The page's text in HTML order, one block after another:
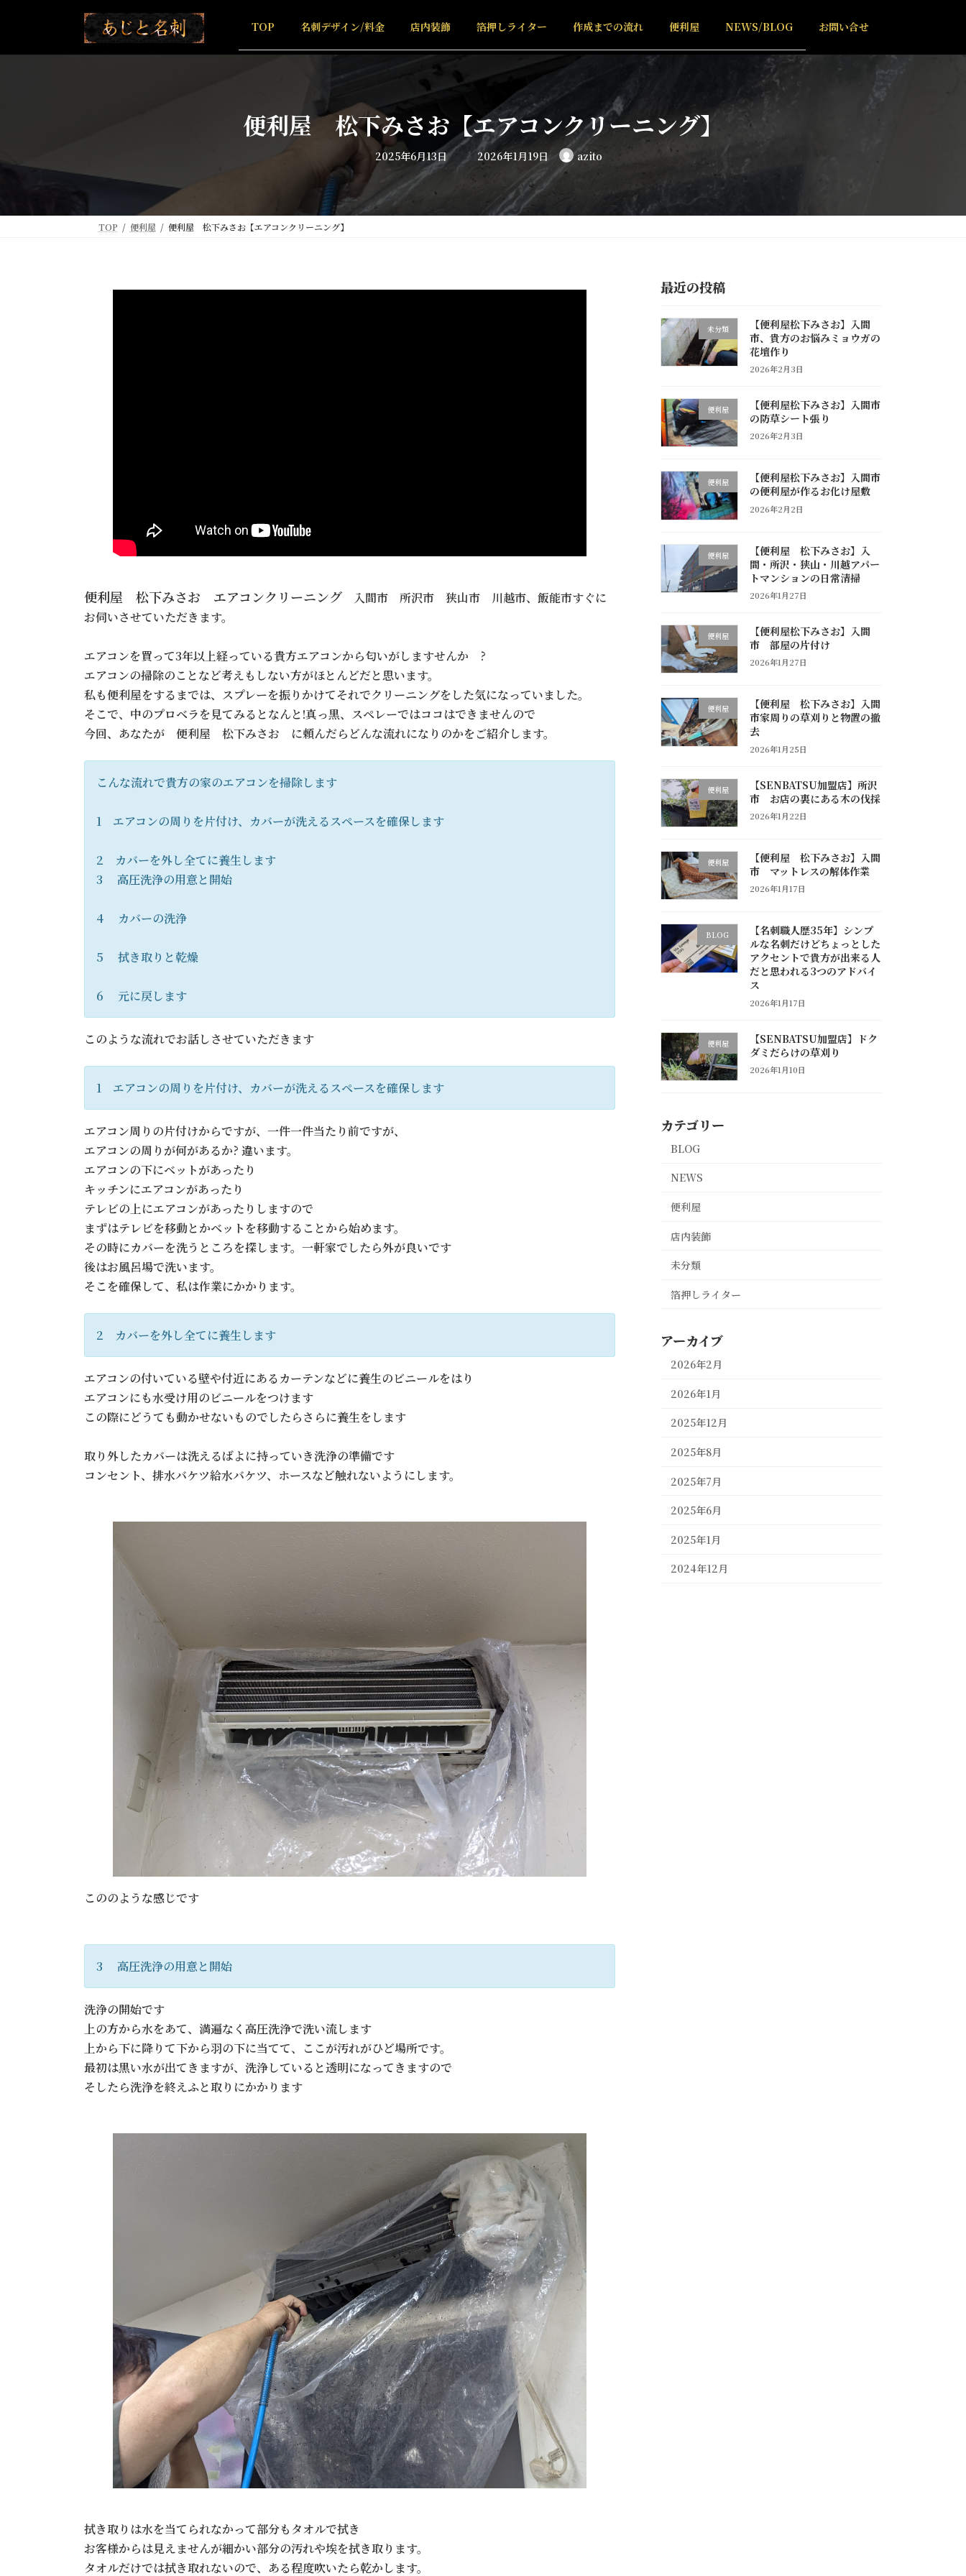
ン
ー
TOP 名刺デザイン/料金 店内装飾 箔押しライター 作成までの流れ 便利屋 NEWS/BLOG お問い合せ
便利屋 松下みさお【エアコンクリーニング】
2025年6月13日 最
終
更
2026年1月19日 azito
TOP 便利屋 便利屋 松下みさお【エアコンクリーニング】
便利屋 松下みさお エアコンクリーニング 入間市 所沢市 狭山市 川越市、飯能市すぐに
お伺いさせていただきます。
エアコンを買って3年以上経っている貴方エアコンから匂いがしますせんか ?
エアコンの掃除のことなど考えもしない方がほとんどだと思います。
私も便利屋をするまでは、スプレーを振りかけてそれでクリーニングをした気になっていました。
そこで、中のプロベラを見てみるとなんと!真っ黒、スペレーではココはできませんので
今回、あなたが 便利屋 松下みさお に頼んだらどんな流れになりのかをご紹介します。
こんな流れで貴方の家のエアコンを掃除します
1 エアコンの周りを片付け、カバーが洗えるスペースを確保します
2 カバーを外し全てに養生します
3 高圧洗浄の用意と開始
4 カバーの洗浄
5 拭き取りと乾燥
6 元に戻します
このような流れでお話しさせていただきます
1 エアコンの周りを片付け、カバーが洗えるスペースを確保します
エアコン周りの片付けからですが、一件一件当たり前ですが、
エアコンの周りが何があるか? 違います。
エアコンの下にベットがあったり
キッチンにエアコンがあったり
テレビの上にエアコンがあったりしますので
まずはテレビを移動とかベットを移動することから始めます。
その時にカバーを洗うところを探します。一軒家でしたら外が良いです
後はお風呂場で洗います。
そこを確保して、私は作業にかかります。
2 カバーを外し全てに養生します
エアコンの付いている壁や付近にあるカーテンなどに養生のビニールをはり
エアコンにも水受け用のビニールをつけます
この際にどうても動かせないものでしたらさらに養生をします
取り外したカバーは洗えるばよに持っていき洗浄の準備です
コンセント、排水バケツ給水バケツ、ホースなど触れないようにします。
こののような感じです
3 高圧洗浄の用意と開始
洗浄の開始です
上の方から水をあて、満遍なく高圧洗浄で洗い流します
上から下に降りて下から羽の下に当てて、ここが汚れがひど場所です。
最初は黒い水が出てきますが、洗浄していると透明になってきますので
そしたら洗浄を終えふと取りにかかります
拭き取りは水を当てられなかって部分もタオルで拭き
お客様からは見えませんが細かい部分の汚れや埃を拭き取ります。
タオルだけでは拭き取れないので、ある程度吹いたら乾かします。
最近の投稿
未分類
【便利屋松下みさお】入間
市、貴方のお悩みミョウガの
花壇作り
2026年2月3日
便利屋
【便利屋松下みさお】入間市
の防草シート張り
2026年2月3日
便利屋
【便利屋松下みさお】入間市
の便利屋が作るお化け屋敷
2026年2月2日
便利屋
【便利屋 松下みさお】入
間・所沢・狭山・川越アパー
トマンションの日常清掃
2026年1月27日
便利屋
【便利屋松下みさお】入間
市 部屋の片付け
2026年1月27日
便利屋
【便利屋 松下みさお】入間
市家周りの草刈りと物置の撤
去
2026年1月25日
便利屋
【SENBATSU加盟店】所沢
市 お店の裏にある木の伐採
2026年1月22日
便利屋
【便利屋 松下みさお】入間
市 マットレスの解体作業
2026年1月17日
BLOG
【名刺職人歴35年】シンプ
ルな名刺だけどちょっとした
アクセントで貴方が出来る人
だと思われる3つのアドバイ
ス
2026年1月17日
便利屋
【SENBATSU加盟店】ドク
ダミだらけの草刈り
2026年1月10日
カテゴリー
BLOG
NEWS
便利屋
店内装飾
未分類
箔押しライター
アーカイブ
2026年2月
2026年1月
2025年12月
2025年8月
2025年7月
2025年6月
2025年1月
2024年12月